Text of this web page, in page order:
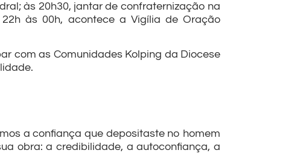
às 20h30, jantar de confraternização na
às 00h, acontece a Vigília de Oração
com as Comunidades Kolping da Diocese
a confiança que depositaste no homem
obra: a credibilidade, a autoconfiança, a